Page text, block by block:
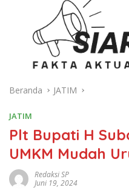
Beranda JATIM
JATIM
Plt Bupati H
UMKM Mudah
Redaksi SP
Juni 19, 2024